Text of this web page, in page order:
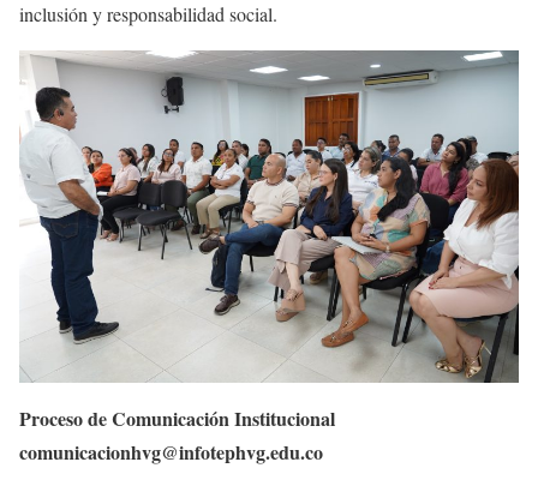
inclusión y responsabilidad social.
Proceso de Comunicación Institucional
comunicacionhvg@infotephvg.edu.co